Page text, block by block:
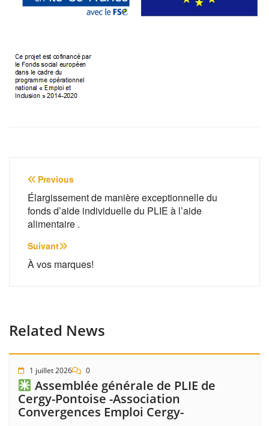
Navigation
de
l’article
Previous
Élargissement de manière exceptionnelle du
fonds d’aide individuelle du PLIE à l’aide
alimentaire .
Suivant
À vos marques!
Related News
1 juillet 2026 0
Assemblée générale de PLIE de
Cergy-Pontoise -Association
Convergences Emploi Cergy-